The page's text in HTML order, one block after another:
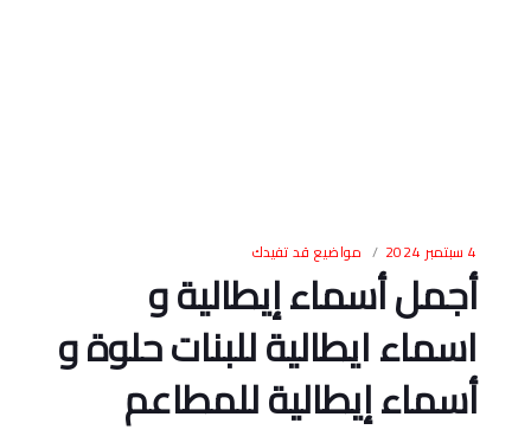
4 سبتمبر 2024 مواضيع قد تفيدك
أجمل أسماء إيطالية و
اسماء ايطالية للبنات حلوة و
أسماء إيطالية للمطاعم